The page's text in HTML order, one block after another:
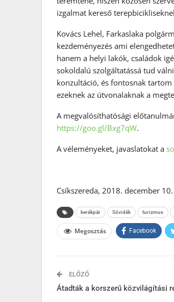
izgalmat kereső
Kovács Lehel, Farkaslaka
kezdeményezés ami
hanem a helyi lakók, családok
sokoldalú szolgáltatássá tud
konzultáció, és fontosnak
ezeknek az útvonalaknak a
A megvalósíthatósági
https://goo.gl/Bxg7qW.
A véleményeket, javaslatokat a
Csíkszereda, 2018. december 10.
kerékpár Sóvidék turizmus
Megosztás Facebook
ELŐZŐ
Átadták a korszerű közvilágítási